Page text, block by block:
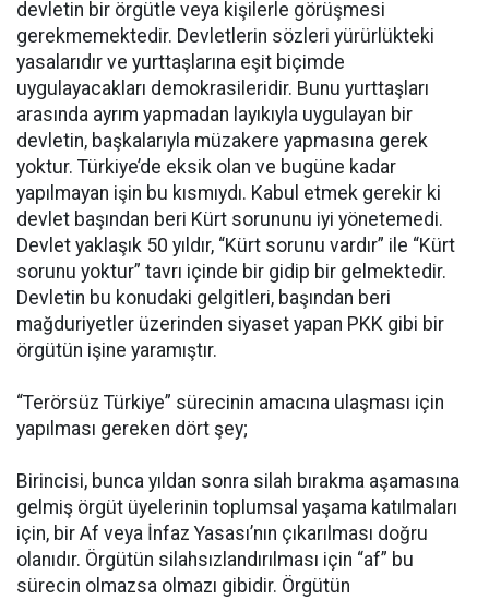
devletin bir örgütle veya kişilerle görüşmesi
gerekmemektedir. Devletlerin sözleri yürürlükteki
yasalarıdır ve yurttaşlarına eşit biçimde
uygulayacakları demokrasileridir. Bunu yurttaşları
arasında ayrım yapmadan layıkıyla uygulayan bir
devletin, başkalarıyla müzakere yapmasına gerek
yoktur. Türkiye’de eksik olan ve bugüne kadar
yapılmayan işin bu kısmıydı. Kabul etmek gerekir ki
devlet başından beri Kürt sorununu iyi yönetemedi.
Devlet yaklaşık 50 yıldır, “Kürt sorunu vardır” ile “Kürt
sorunu yoktur” tavrı içinde bir gidip bir gelmektedir.
Devletin bu konudaki gelgitleri, başından beri
mağduriyetler üzerinden siyaset yapan PKK gibi bir
örgütün işine yaramıştır.
“Terörsüz Türkiye” sürecinin amacına ulaşması için
yapılması gereken dört şey;
Birincisi, bunca yıldan sonra silah bırakma aşamasına
gelmiş örgüt üyelerinin toplumsal yaşama katılmaları
için, bir Af veya İnfaz Yasası’nın çıkarılması doğru
olanıdır. Örgütün silahsızlandırılması için “af” bu
sürecin olmazsa olmazı gibidir. Örgütün